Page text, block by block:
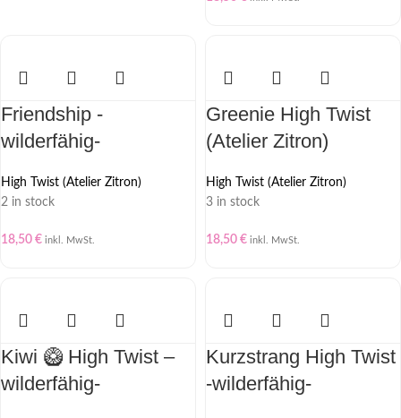
Friendship -
wilderfähig-
High Twist (Atelier Zitron)
2 in stock
18,50 € inkl. MwSt.
Greenie High Twist
(Atelier Zitron)
High Twist (Atelier Zitron)
3 in stock
18,50 € inkl. MwSt.
Kiwi 🥝 High Twist –
wilderfähig-
Kurzstrang High Twist
-wilderfähig-